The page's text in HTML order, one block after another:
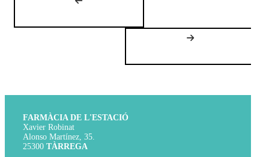
FARMÀCIA DE L'ESTACIÓ
Xavier Robinat
Alonso Martínez, 35.
25300 TÀRREGA